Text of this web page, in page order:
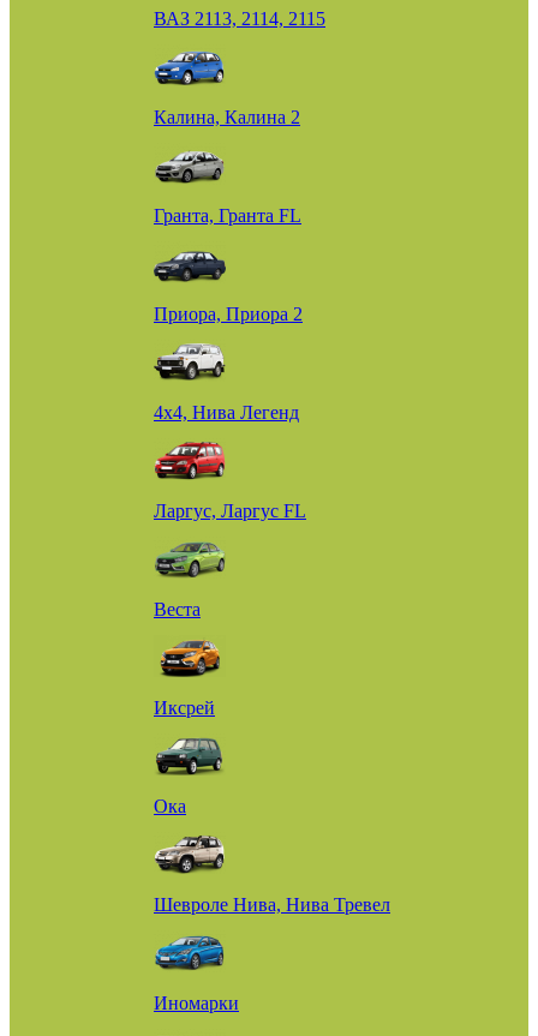
ВАЗ 2113, 2114, 2115
Калина, Калина 2
Гранта, Гранта FL
Приора, Приора 2
4х4, Нива Легенд
Ларгус, Ларгус FL
Веста
Иксрей
Ока
Шевроле Нива, Нива Тревел
Иномарки